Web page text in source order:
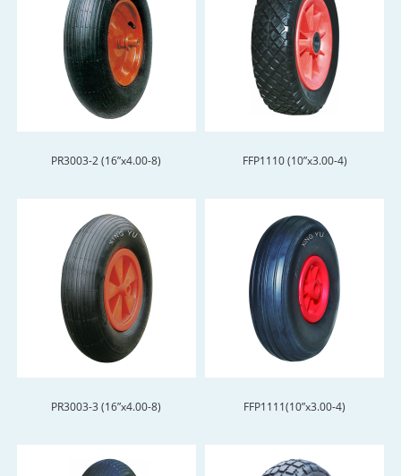
PR3003-2 (16”x4.00-8) FFP1110 (10”x3.00-4)
PR3003-3 (16”x4.00-8) FFP1111(10”x3.00-4)